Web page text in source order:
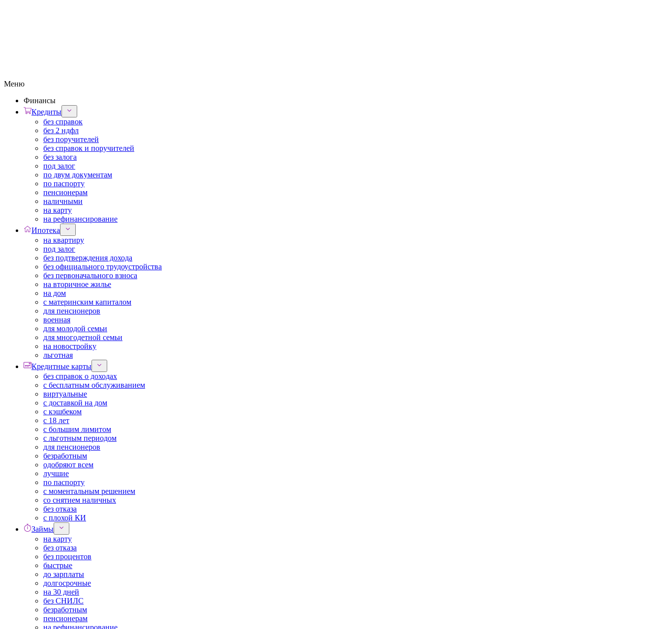
Меню
Финансы
Кредиты
без справок
без 2 ндфл
без поручителей
без справок и поручителей
без залога
под залог
по двум документам
по паспорту
пенсионерам
наличными
на карту
на рефинансирование
Ипотека
на квартиру
под залог
без подтверждения дохода
без официального трудоустройства
без первоначального взноса
на вторичное жилье
на дом
с материнским капиталом
для пенсионеров
военная
для молодой семьи
для многодетной семьи
на новостройку
льготная
Кредитные карты
без справок о доходах
с бесплатным обслуживанием
виртуальные
с доставкой на дом
с кэшбеком
с 18 лет
с большим лимитом
с льготным периодом
для пенсионеров
безработным
одобряют всем
лучшие
по паспорту
с моментальным решением
со снятием наличных
без отказа
с плохой КИ
Займы
на карту
без отказа
без процентов
быстрые
до зарплаты
долгосрочные
на 30 дней
без СНИЛС
безработным
пенсионерам
на рефинансирование